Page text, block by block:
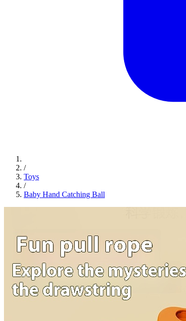
/
Toys
/
Baby Hand Catching Ball